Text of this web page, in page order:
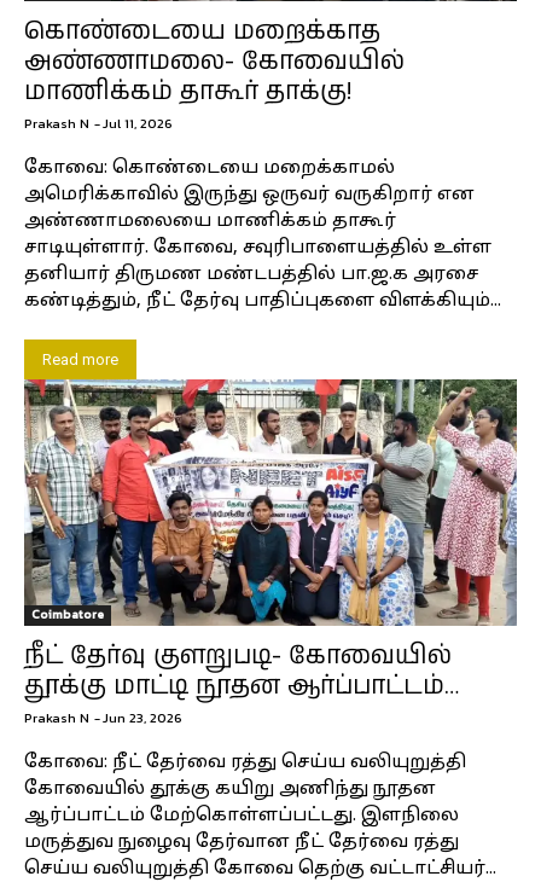
கொண்டையை மறைக்காத
அண்ணாமலை- கோவையில்
மாணிக்கம் தாகூர் தாக்கு!
Prakash N -Jul 11, 2026
கோவை: கொண்டையை மறைக்காமல்
அமெரிக்காவில் இருந்து ஒருவர் வருகிறார் என
அண்ணாமலையை மாணிக்கம் தாகூர்
சாடியுள்ளார். கோவை, சவுரிபாளையத்தில் உள்ள
தனியார் திருமண மண்டபத்தில் பா.ஜ.க அரசை
கண்டித்தும், நீட் தேர்வு பாதிப்புகளை விளக்கியும்...
Read more
Coimbatore
நீட் தேர்வு குளறுபடி- கோவையில்
தூக்கு மாட்டி நூதன ஆர்ப்பாட்டம்…
Prakash N -Jun 23, 2026
கோவை: நீட் தேர்வை ரத்து செய்ய வலியுறுத்தி
கோவையில் தூக்கு கயிறு அணிந்து நூதன
ஆர்ப்பாட்டம் மேற்கொள்ளப்பட்டது. இளநிலை
மருத்துவ நுழைவு தேர்வான நீட் தேர்வை ரத்து
செய்ய வலியுறுத்தி கோவை தெற்கு வட்டாட்சியர்...